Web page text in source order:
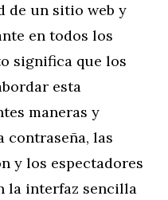
de un sitio web y
en todos los
significa que los
esta
maneras y
contraseña, las
y los espectadores
la interfaz sencilla